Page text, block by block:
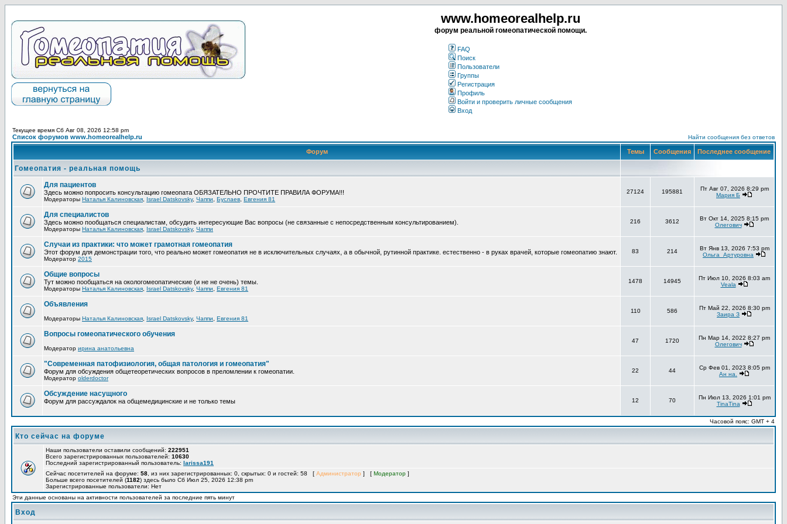
www.homeorealhelp.ru
форум реальной гомеопатической помощи.
FAQ
Поиск
Пользователи
Группы
Регистрация
Профиль
Войти и проверить личные сообщения
Вход
Текущее время Сб Авг 08, 2026 12:58 pm
Список форумов www.homeorealhelp.ru Найти сообщения без ответов
Форум Темы Сообщения Последнее сообщение
Гомеопатия - реальная помощь
Для пациентов
Здесь можно попросить консультацию гомеопата ОБЯЗАТЕЛЬНО ПРОЧТИТЕ ПРАВИЛА ФОРУМА!!!
Модераторы Наталья Калиновская Israel Datskovsky, Чаппи Буслаев Евгения 81
27124 195881
Пт Авг 07, 2026 8:29 pm
Мария Б
Для специалистов
Здесь можно пообщаться специалистам, обсудить интересующие Вас вопросы (не связанные с непосредственным консультированием).
Модераторы Наталья Калиновская Israel Datskovsky, Чаппи
216 3612
Вт Окт 14, 2025 8:15 pm
Олегович
Случаи из практики: что может грамотная гомеопатия
Этот форум для демонстрации того, что реально может гомеопатия не в исключительных случаях, а в обычной, рутинной практике. естественно - в руках врачей, которые гомеопатию знают.
Модератор 2015
83 214
Вт Янв 13, 2026 7:53 pm
Ольга_Артуровна
Общие вопросы
Тут можно пообщаться на окологомеопатические (и не не очень) темы.
Модераторы Наталья Калиновская Israel Datskovsky, Чаппи Евгения 81
1478 14945
Пт Июл 10, 2026 8:03 am
Veala
Объявления
Модераторы Наталья Калиновская Israel Datskovsky, Чаппи Евгения 81
110 586
Пт Май 22, 2026 8:30 pm
Заира З
Вопросы гомеопатического обучения
Модератор ирина анатольевна
47 1720
Пн Мар 14, 2022 8:27 pm
Олегович
"Современная патофизиология, общая патология и гомеопатия"
Форум для обсуждения общетеоретических вопросов в преломлении к гомеопатии.
Модератор olderdoctor
22 44
Ср Фев 01, 2023 8:05 pm
Ан на.
Обсуждение насущного
Форум для рассуждалок на общемедицинские и не только темы 12 70
Пн Июл 13, 2026 1:01 pm
TinaTina
Часовой пояс: GMT + 4
Кто сейчас на форуме
Наши пользователи оставили сообщений: 222951
Всего зарегистрированных пользователей: 10630
Последний зарегистрированный пользователь: larissa191
Сейчас посетителей на форуме: 58 , из них зарегистрированных: 0, скрытых: 0 и гостей: 58 [ Администратор ] [ Модератор ]
Больше всего посетителей (1182) здесь было Сб Июл 25, 2026 12:38 pm
Зарегистрированные пользователи: Нет
Эти данные основаны на активности пользователей за последние пять минут
Вход